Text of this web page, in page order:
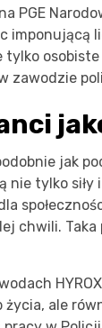
PGE
imponującą
tylko
zawodzie
jak
nie tylko siły
chwili.
ale